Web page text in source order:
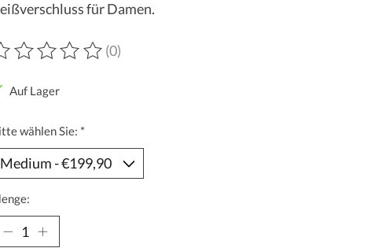
für Damen.
Bewertung dieses Produkts ist
(0)
Auf Lager
wählen Sie: *